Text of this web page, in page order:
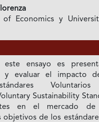
of Economics y
ensayo es
y evaluar el impacto
Sustainability
en el mercado de
objetivos de los